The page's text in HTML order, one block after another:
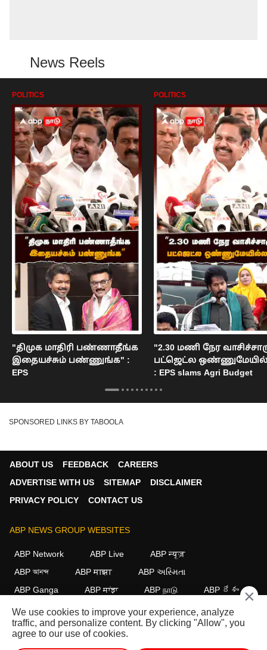
News Reels
POLITICS
"திமுக மாதிரி பண்ணாதீங்க
இதையச்சும் பண்ணுங்க" :
EPS
POLITICS
"2.30 மணி நேர
பட்ஜெட்ல
: EPS slams Agri Budget
SPONSORED LINKS BY TABOOLA
ABOUT US FEEDBACK
CAREERS
ADVERTISE WITH US
SITEMAP
DISCLAIMER
PRIVACY POLICY
CONTACT US
ABP NEWS GROUP WEBSITES
ABP Network ABP Live
ABP न्यूज़
ABP আনন্দ
ABP माझा
ABP અસ્મિતા
ABP Ganga
ABP ਸਾਂਝਾ ABP நாடு ABP దేశం
FOLLOW US
×
We use cookies to improve your experience, analyze
traffic, and personalize content. By clicking "Allow", you
agree to our use of cookies.